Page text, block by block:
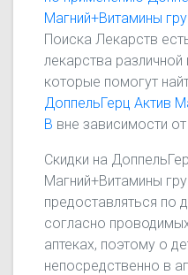
Магний+Витамины
Поиска Лекарств
лекарства различной
которые помогут
ДоппельГерц Актив
В вне зависимости
Скидки на
Магний+Витамины
предоставляться по
согласно
аптеках, поэтому о
непосредственно в